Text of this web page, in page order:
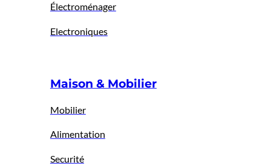
Électroménager
Electroniques
Maison & Mobilier
Mobilier
Alimentation
Securité